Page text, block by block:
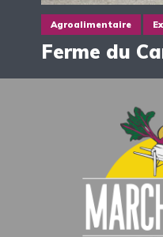
Agroalimentaire
Ferme du